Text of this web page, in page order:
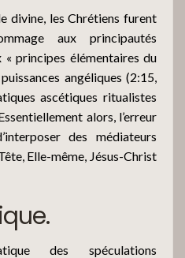
divine, les Chrétiens furent
aux principautés
« principes élémentaires du
angéliques (2:15,
ascétiques ritualistes
alors, l’erreur
des médiateurs
Elle-même, Jésus-Christ
des spéculations